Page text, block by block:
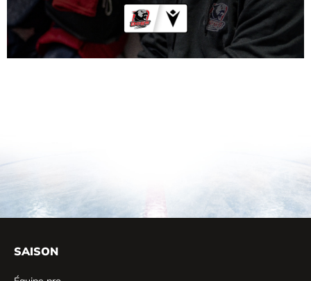
SAISON